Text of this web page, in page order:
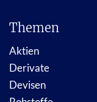
Themen
Aktien
Derivate
Devisen